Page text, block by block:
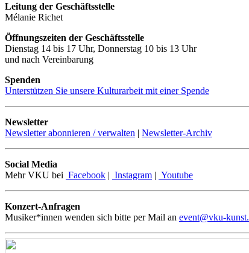
Leitung der Geschäftsstelle
Mélanie Richet
Öffnungszeiten der Geschäftsstelle
Dienstag 14 bis 17 Uhr, Donnerstag 10 bis 13 Uhr
und nach Vereinbarung
Spenden
Unterstützen Sie unsere Kulturarbeit mit einer Spende
Newsletter
Newsletter abonnieren / verwalten | Newsletter-Archiv
Social Media
Mehr VKU bei Facebook | Instagram | Youtube
Konzert-Anfragen
Musiker*innen wenden sich bitte per Mail an event@vku-